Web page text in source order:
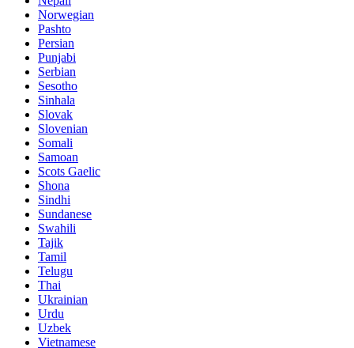
Norwegian
Pashto
Persian
Punjabi
Serbian
Sesotho
Sinhala
Slovak
Slovenian
Somali
Samoan
Scots Gaelic
Shona
Sindhi
Sundanese
Swahili
Tajik
Tamil
Telugu
Thai
Ukrainian
Urdu
Uzbek
Vietnamese